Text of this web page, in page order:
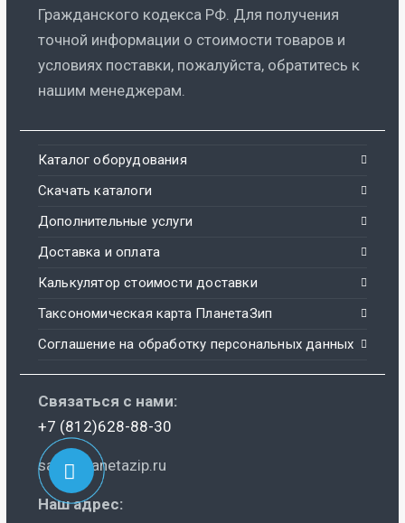
Гражданского кодекса РФ. Для получения
точной информации о стоимости товаров и
условиях поставки, пожалуйста, обратитесь к
нашим менеджерам.
Каталог оборудования
Скачать каталоги
Дополнительные услуги
Доставка и оплата
Калькулятор стоимости доставки
Таксономическая карта ПланетаЗип
Соглашение на обработку персональных данных
Связаться с нами:
+7 (812)628-88-30
sale@planetazip.ru
Наш адрес: